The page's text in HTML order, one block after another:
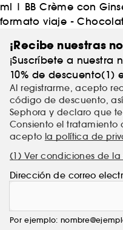
ml | BB Crème con
formato viaje -
¡Recibe nuestras
¡Suscríbete a nuestra
10% de descuento(1)
Al registrarme, acepto
código de descuento,
Sephora y declaro que
Consiento el tratamiento
acepto la política de
(1) Ver condiciones de la
Dirección de correo
Por ejemplo: